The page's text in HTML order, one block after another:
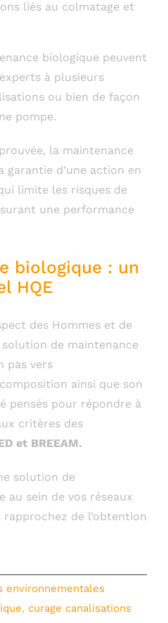
liés au colmatage et
biologique peuvent
à plusieurs
ou bien de façon
pompe.
la maintenance
d’une action en
limite les risques de
une performance
biologique : un
HQE
des Hommes et de
de maintenance
pas vers
ainsi que son
pensés pour répondre à
critères des
et BREEAM.
solution de
au sein de vos réseaux
rapprochez de l’obtention
environnementales
, curage canalisations